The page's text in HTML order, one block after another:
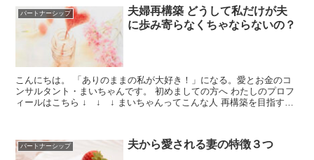
パートナーシップ
夫婦再構築 どうして私だけが夫
に歩み寄らなくちゃならないの？
こんにちは。 「ありのままの私が大好き！」になる。愛とお金のコ
ンサルタント・まいちゃんです。 初めましての方へ わたしのプロフ
ィールはこちら ↓ ↓ ↓ まいちゃんってこんな人 再構築を目指す人
パートナーシップ 夫から愛される妻の特徴３つ